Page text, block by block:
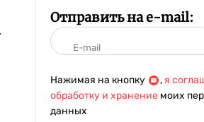
Отправить на e-mail:
Нажимая на кнопку , я
обработку и хранение моих
данных